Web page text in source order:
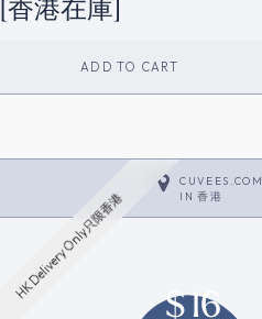
[香港在庫]
ADD TO CART
CUVEES.COM
IN香港
HK Delivery Only只限香港
$16